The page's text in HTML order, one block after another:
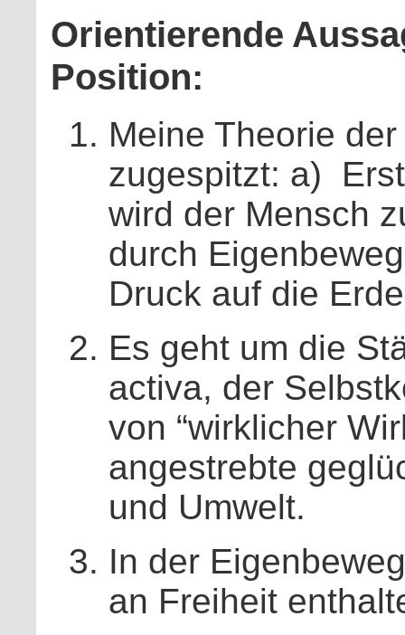
Orientierende
Position:
Meine Theorie
zugespitzt: a)
wird der Mensch
durch
Druck auf die
Es geht um die
activa, der
von “wirklicher
angestrebte
und Umwelt.
In der
an Freiheit